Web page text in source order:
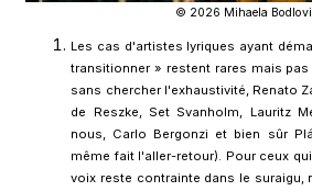
© 2026 Mihaela
Les cas d'artistes lyriques ayant
transitionner » restent rares mais
sans chercher l'exhaustivité, Renato
de Reszke, Set Svanholm, Lauritz
nous, Carlo Bergonzi et bien sûr
même fait l'aller-retour). Pour ceux
voix reste contrainte dans le suraigu,